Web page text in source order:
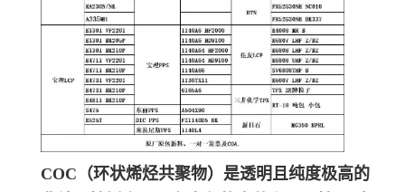
COC（环状烯烃共聚物）是透明且纯度极高的